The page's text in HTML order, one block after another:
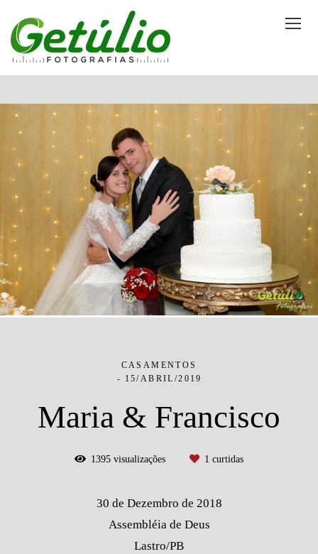
CASAMENTOS
15/ABRIL/2019
Maria & Francisco
1395 visualizações 1 curtidas
30 de Dezembro de 2018
Assembléia de Deus
Lastro/PB